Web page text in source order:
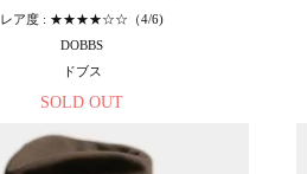
レア度 : ★★★★☆☆（4/6)
DOBBS
ドブス
SOLD OUT